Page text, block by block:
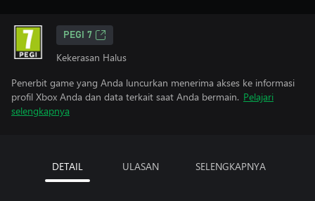
PEGI 7
Kekerasan Halus
Penerbit game yang Anda luncurkan menerima akses ke informasi
profil Xbox Anda dan data terkait saat Anda bermain. Pelajari
selengkapnya
DETAIL ULASAN SELENGKAPNYA